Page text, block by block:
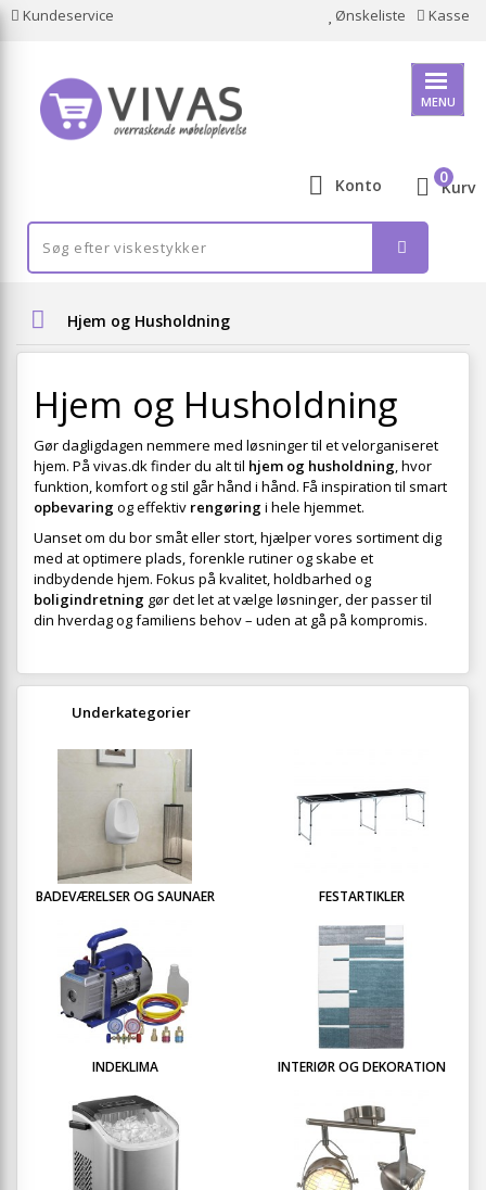
Kundeservice Ønskeliste Kasse
MENU
Konto Kurv
0
Hjem og Husholdning
Hjem og Husholdning
Gør dagligdagen nemmere med løsninger til et velorganiseret
hjem. På vivas.dk finder du alt til hjem og husholdning, hvor
funktion, komfort og stil går hånd i hånd. Få inspiration til smart
opbevaringog effektiv rengøringi hele hjemmet.
Uanset om du bor småt eller stort, hjælper vores sortiment dig
med at optimere plads, forenkle rutiner og skabe et
indbydende hjem. Fokus på kvalitet, holdbarhed og
boligindretning gør det let at vælge løsninger, der passer til
din hverdag og familiens behov – uden at gå på kompromis.
Underkategorier
BADEVÆRELSER OG SAUNAER FESTARTIKLER
INDEKLIMA INTERIØR OG DEKORATION